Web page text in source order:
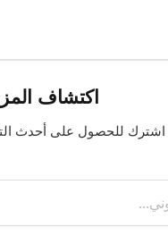
اكتشاف
اشترك للحصول على أحدث